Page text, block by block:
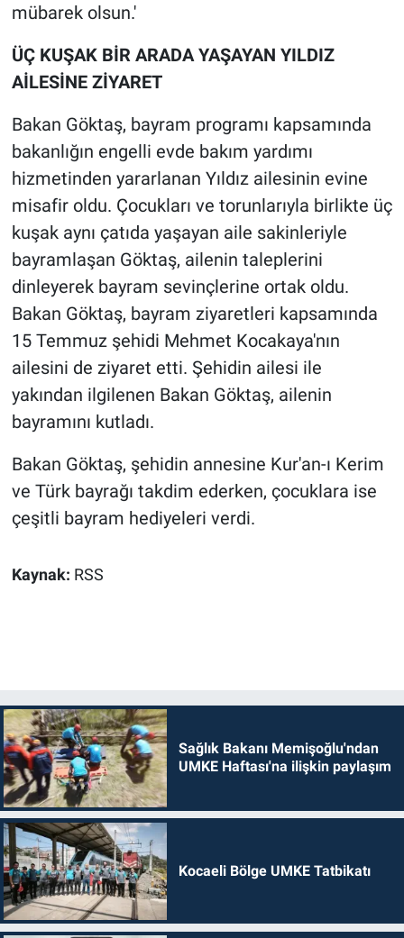
mübarek olsun.'
ÜÇ KUŞAK BİR ARADA YAŞAYAN YILDIZ
AİLESİNE ZİYARET
Bakan Göktaş, bayram programı kapsamında
bakanlığın engelli evde bakım yardımı
hizmetinden yararlanan Yıldız ailesinin evine
misafir oldu. Çocukları ve torunlarıyla birlikte üç
kuşak aynı çatıda yaşayan aile sakinleriyle
bayramlaşan Göktaş, ailenin taleplerini
dinleyerek bayram sevinçlerine ortak oldu.
Bakan Göktaş, bayram ziyaretleri kapsamında
15 Temmuz şehidi Mehmet Kocakaya'nın
ailesini de ziyaret etti. Şehidin ailesi ile
yakından ilgilenen Bakan Göktaş, ailenin
bayramını kutladı.
Bakan Göktaş, şehidin annesine Kur'an-ı Kerim
ve Türk bayrağı takdim ederken, çocuklara ise
çeşitli bayram hediyeleri verdi.
Kaynak: RSS
Sağlık Bakanı Memişoğlu'ndan
UMKE Haftası'na ilişkin paylaşım
Kocaeli Bölge UMKE Tatbikatı